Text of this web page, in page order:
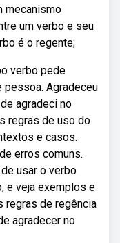
mecanismo
um verbo e seu
é o regente;
verbo pede
Agradeceu
agradeci no
regras de uso do
e casos.
erros comuns.
usar o verbo
e veja exemplos e
regras de regência
agradecer no